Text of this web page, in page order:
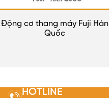
Động cơ thang máy Fuji Hàn
Quốc
HOTLINE